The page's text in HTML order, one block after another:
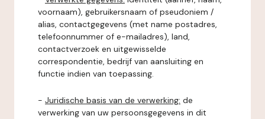
voornaam), gebruikersnaam of pseudoniem /
alias, contactgegevens (met name postadres,
telefoonnummer of e-mailadres), land,
contactverzoek en uitgewisselde
correspondentie, bedrijf van aansluiting en
functie indien van toepassing.
- Juridische basis van de verwerking: de
verwerking van uw persoonsgegevens in dit